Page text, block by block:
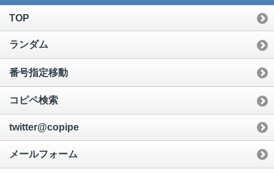
TOP
ランダム
番号指定移動
コピペ検索
twitter@copipe
メールフォーム